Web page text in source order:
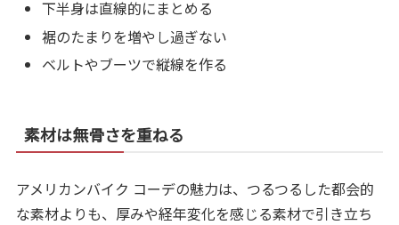
下半身は直線的にまとめる
裾のたまりを増やし過ぎない
ベルトやブーツで縦線を作る
素材は無骨さを重ねる
アメリカンバイク コーデの魅力は、つるつるした都会的
な素材よりも、厚みや経年変化を感じる素材で引き立ち